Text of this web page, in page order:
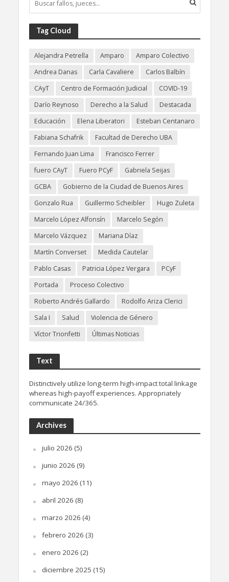
Tag Cloud
Alejandra Petrella Amparo
Amparo Colectivo
Andrea Danas
Carla Cavaliere
Carlos Balbín
CAyT
Centro de Formación Judicial
COVID-19
Darío Reynoso
Derecho a la Salud
Destacada
Educación
Elena Liberatori
Esteban Centanaro
Fabiana Schafrik
Facultad de Derecho UBA
Fernando Juan Lima
Francisco Ferrer
fuero CAyT
Fuero PCyF
Gabriela Seijas
GCBA
Gobierno de la Ciudad de Buenos Aires
Gonzalo Rua
Guillermo Scheibler
Hugo Zuleta
Marcelo López Alfonsín
Marcelo Segón
Marcelo Vázquez
Mariana Díaz
Martín Converset
Medida Cautelar
Pablo Casas
Patricia López Vergara
PCyF
Portada
Proceso Colectivo
Roberto Andrés Gallardo
Rodolfo Ariza Clerici
Sala I
Salud
Violencia de Género
Víctor Trionfetti
Últimas Noticias
Text
Distinctively utilize long-term high-impact total linkage
whereas high-payoff experiences. Appropriately
communicate 24/365.
Archives
julio 2026 (5)
junio 2026 (9)
mayo 2026 (11)
abril 2026 (8)
marzo 2026 (4)
febrero 2026 (3)
enero 2026 (2)
diciembre 2025 (15)